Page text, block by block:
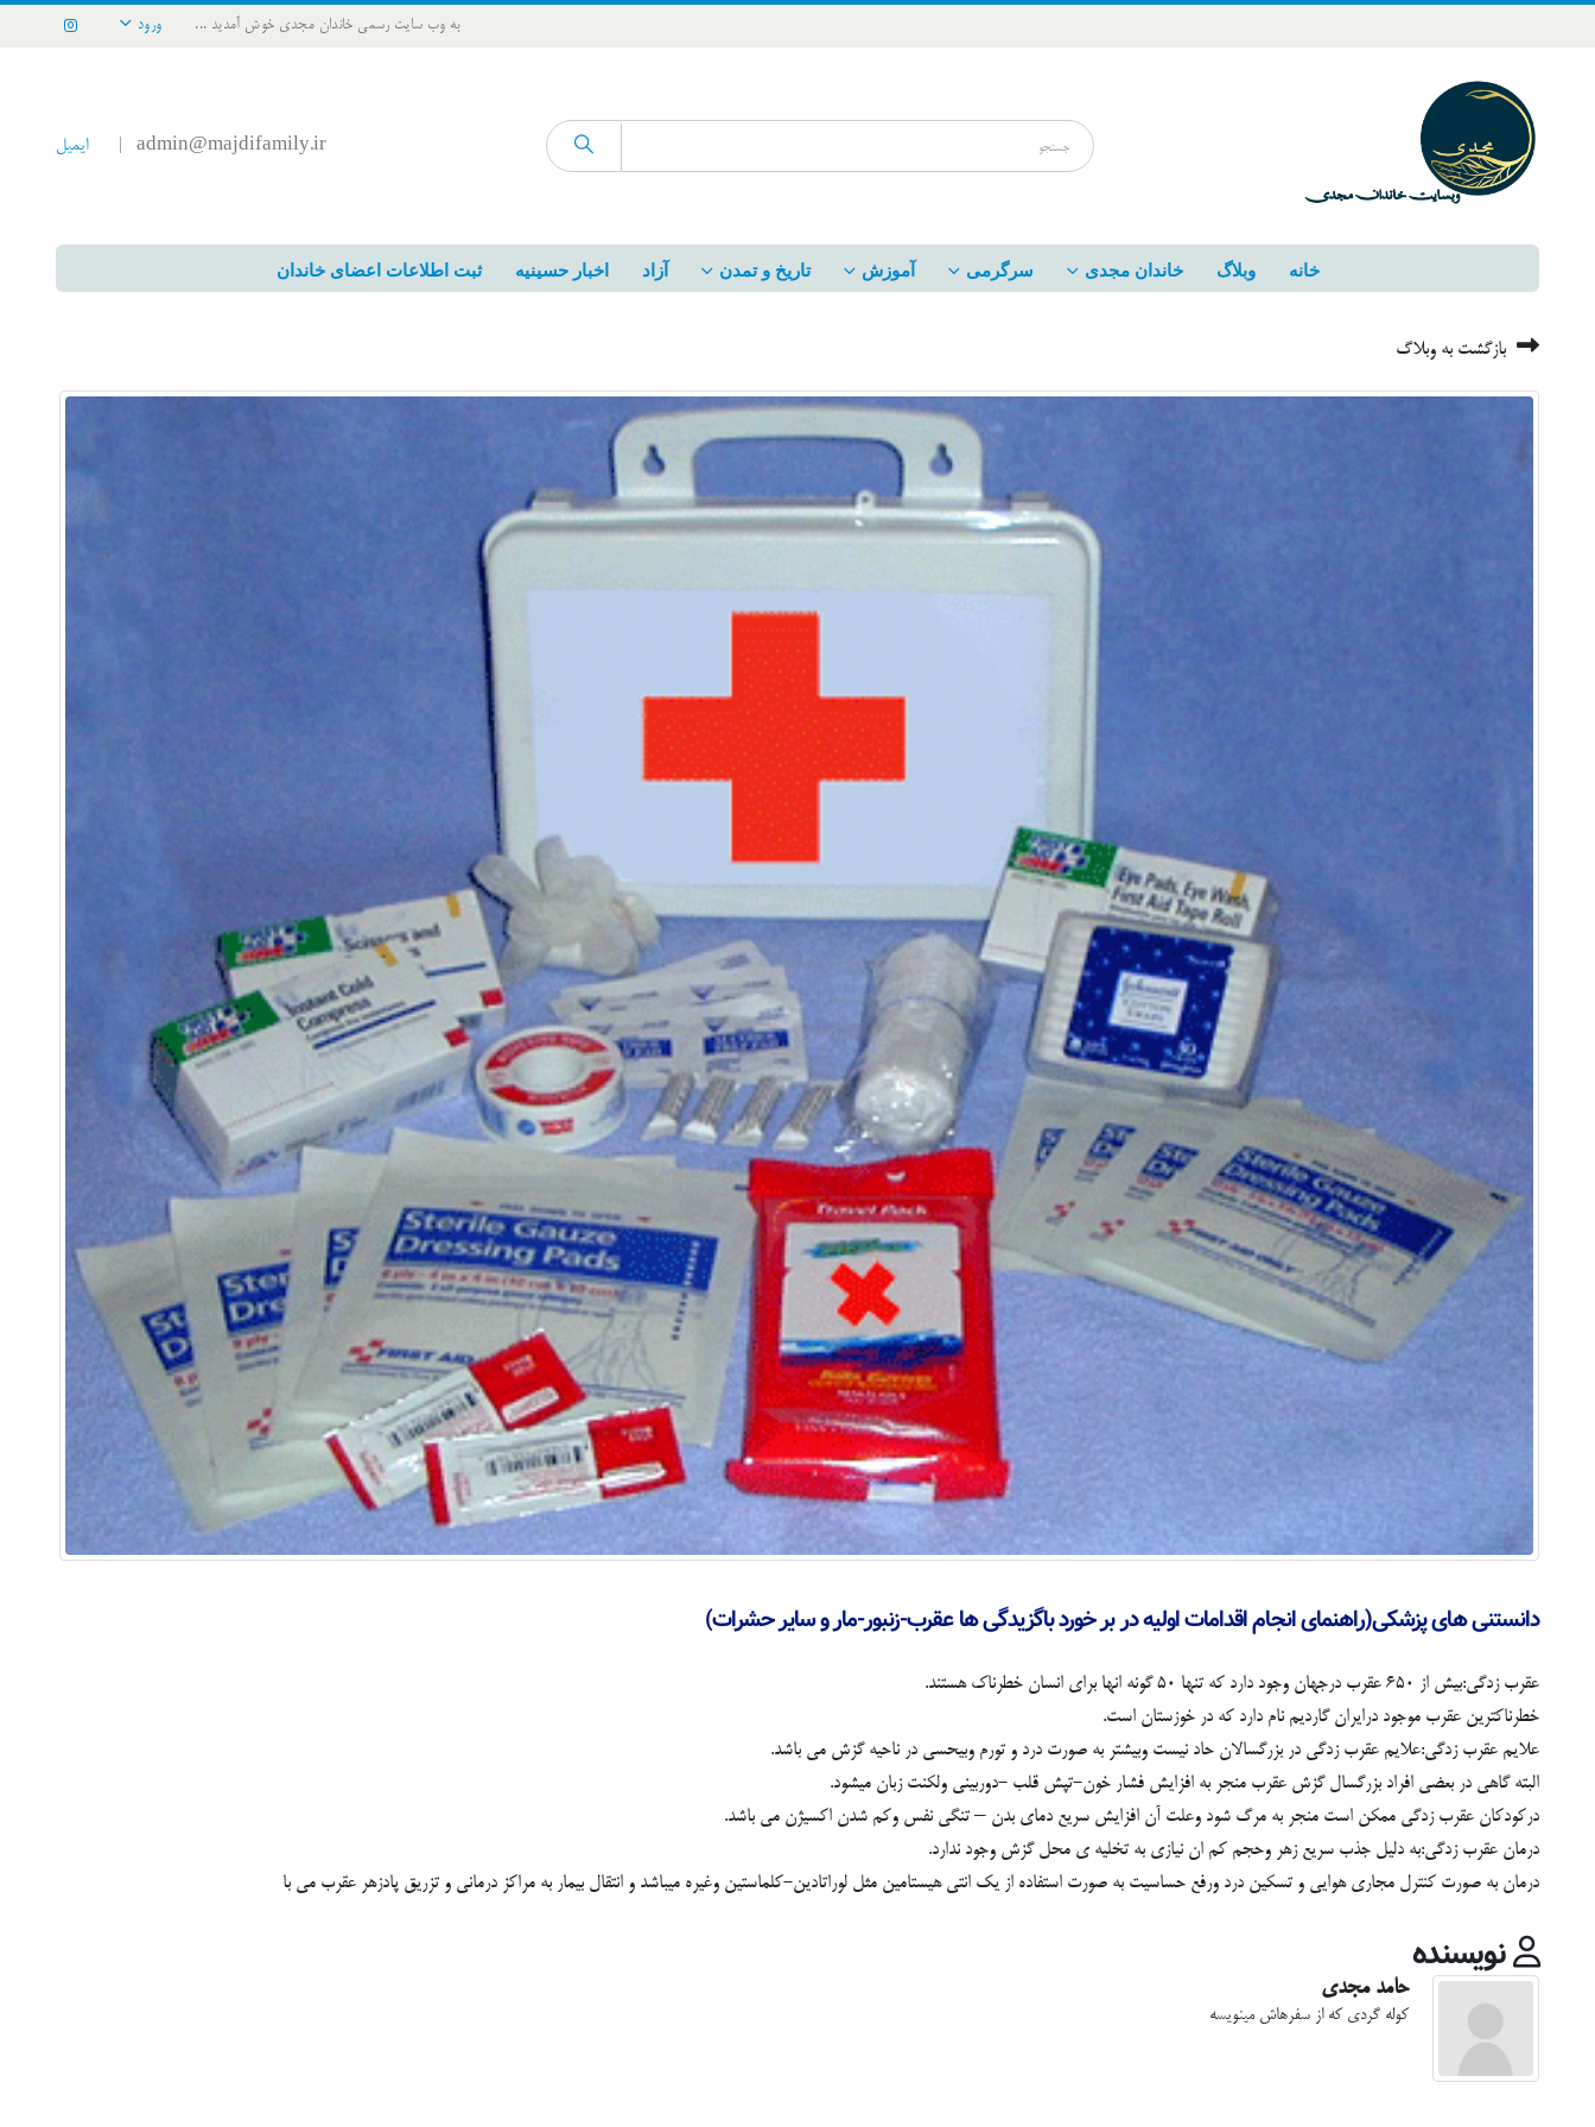
به وب سایت رسمی خاندان مجدی خوش آمدید ... ورود
admin@majdifamily.ir ایمیل
خانه وبلاگ خاندان مجدی سرگرمی آموزش تاریخ و تمدن آزاد اخبار حسینیه ثبت اطلاعات اعضای خاندان
بازگشت به وبلاگ
دانستنی های پزشکی(راهنمای انجام اقدامات اولیه در بر خورد باگزیدگی ها عقرب-زنبور-مار و سایر حشرات)
عقرب زدگی:بیش از 650 عقرب درجهان وجود دارد که تنها 50 گونه انها برای انسان خطرناک هستند.
خطرناکترین عقرب موجود درایران گاردیم نام دارد که در خوزستان است.
علایم عقرب زدگی:علایم عقرب زدگی در بزرگسالان حاد نیست وبیشتر به صورت درد و تورم وبیحسی در ناحیه گزش می باشد.
البته گاهی در بعضی افراد بزرگسال گزش عقرب منجر به افزایش فشار خون-تپش قلب -دوربینی ولکنت زبان میشود.
درکودکان عقرب زدگی ممکن است منجر به مرگ شود وعلت آن افزایش سریع دمای بدن – تنگی نفس وکم شدن اکسیژن می باشد.
درمان عقرب زدگی:به دلیل جذب سریع زهر وحجم کم ان نیازی به تخلیه ی محل گزش وجود ندارد.
درمان به صورت کنترل مجاری هوایی و تسکین درد ورفع حساسیت به صورت استفاده از یک انتی هیستامین مثل لوراتادین-کلماستین وغیره میباشد و انتقال بیمار به مراکز درمانی و تزریق پادزهر عقرب می با
نویسنده
حامد مجدی
کوله گردی که از سفرهاش مینویسه